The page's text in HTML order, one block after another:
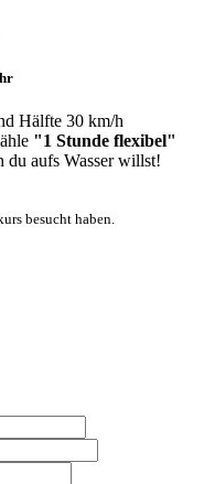
Hälfte 30 km/h
"1 Stunde flexibel"
du aufs Wasser willst!
besucht haben.